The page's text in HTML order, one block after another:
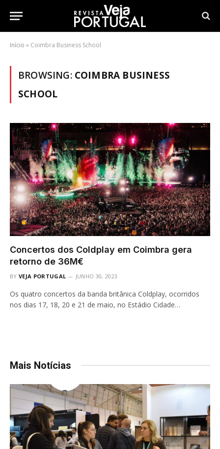
Início » Coimbra Business School
BROWSING: COIMBRA BUSINESS
SCHOOL
Concertos dos Coldplay em Coimbra gera
retorno de 36M€
BY VEJA PORTUGAL JUNHO 30, 2023
Os quatro concertos da banda britânica Coldplay, ocorridos
nos dias 17, 18, 20 e 21 de maio, no Estádio Cidade…
Mais Notícias